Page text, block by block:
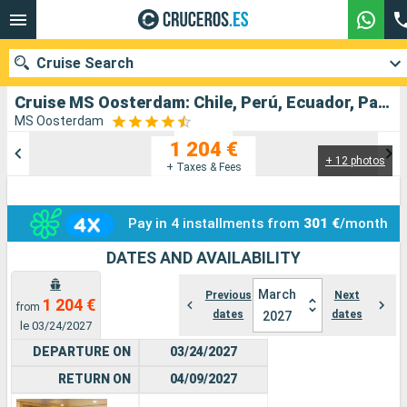
Cruise MS Oosterdam: Chile, Perú, Ecuador, Panamá, Islas Caimán, Estados Unidos departing from San antonio Chile
MS Oosterdam
+ 12 photos
1 204 €
+ Taxes & Fees
Pay in 4 installments from 301 €/month
DATES AND AVAILABILITY
from 1 204 €
le 03/24/2027
Previous
dates
March
2027
Next
dates
DEPARTURE ON
RETURN ON
03/24/2027
04/09/2027
Cruise Search
Departure month
Ports Cruise lines
Search